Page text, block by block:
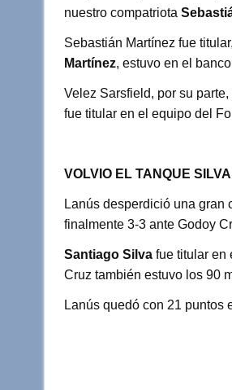
p
p
o
o
k
a
r
t
i
r
nuestro compatriota
Sebastián Martínez fue
Martínez, estuvo en el
Velez Sarsfield, por su
fue titular en el equipo del
VOLVIO EL TANQUE SILVA
Lanús desperdició una gran
finalmente 3-3 ante Godoy
Santiago Silvafue titular en
Cruz también estuvo los 90
Lanús quedó con 21 puntos